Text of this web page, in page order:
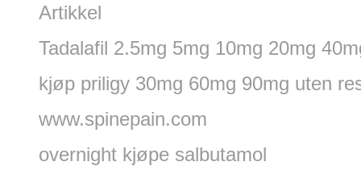
Artikkel
Tadalafil 2.5mg 5mg 10mg 20mg
kjøp priligy 30mg 60mg 90mg uten
www.spinepain.com
overnight kjøpe salbutamol